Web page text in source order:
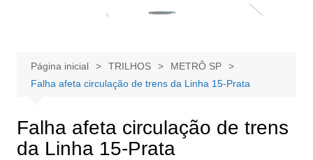
Página inicial TRILHOS
METRÔ SP
Falha afeta circulação de trens da Linha 15-Prata
Falha afeta circulação de trens
da Linha 15-Prata